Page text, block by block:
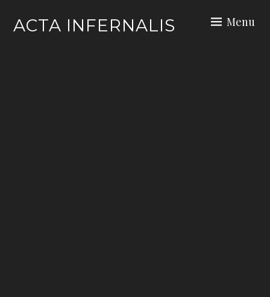
ACTA INFERNALIS Menu